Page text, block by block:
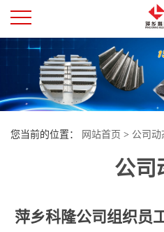
公
司
您当前的位置： 网站首页 > 公司动
电影《哪吒2》助力票房登顶公司
萍乡科隆公司组织员